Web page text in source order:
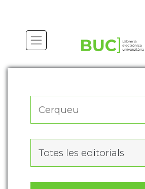
Totes les editorials